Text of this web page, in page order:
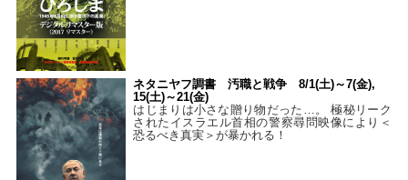
ネタニヤフ調書 汚職と戦争 8/1(土)～7(金),
15(土)～21(金)
はじまりは小さな贈り物だった…。 極秘リーク
されたイスラエル首相の警察尋問映像により＜
恐るべき真実＞が暴かれる！